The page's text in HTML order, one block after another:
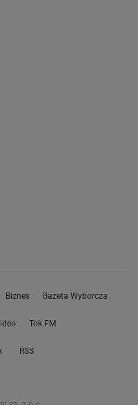
Biznes Gazeta Wyborcza
Tok.FM
RSS